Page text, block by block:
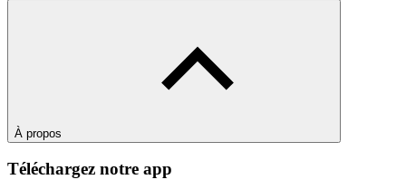
À propos
Téléchargez notre app